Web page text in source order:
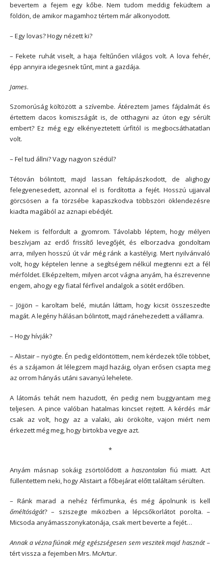
bevertem a fejem egy kőbe. Nem tudom meddig feküdtem a
földön, de amikor magamhoz tértem már alkonyodott.
– Egy lovas? Hogy nézett ki?
– Fekete ruhát viselt, a haja feltűnően világos volt. A lova fehér,
épp annyira idegesnek tűnt, mint a gazdája.
James.
Szomorúság költözött a szívembe. Átéreztem James fájdalmát és
értettem dacos komiszságát is, de otthagyni az úton egy sérült
embert? Ez még egy elkényeztetett úrfitól is megbocsáthatatlan
volt.
– Fel tud állni? Vagy nagyon szédül?
Tétován bólintott, majd lassan feltápászkodott, de alighogy
felegyenesedett, azonnal el is fordította a fejét. Hosszú ujjaival
görcsösen a fa törzsébe kapaszkodva többszöri öklendezésre
kiadta magából az aznapi ebédjét.
Nekem is felfordult a gyomrom. Távolabb léptem, hogy mélyen
beszívjam az erdő frissítő levegőjét, és elborzadva gondoltam
arra, milyen hosszú út vár még ránk a kastélyig. Mert nyilvánvaló
volt, hogy képtelen lenne a segítségem nélkül megtenni ezt a fél
mérföldet. Elképzeltem, milyen arcot vágna anyám, ha észrevenne
engem, ahogy egy fiatal férfivel andalgok a sötét erdőben.
– Jöjjön – karoltam belé, miután láttam, hogy kicsit összeszedte
magát. A legény hálásan bólintott, majd ránehezedett a vállamra.
– Hogy hívják?
– Alistair – nyögte. Én pedig eldöntöttem, nem kérdezek tőle többet,
és a szájamon át lélegzem majd hazáig, olyan erősen csapta meg
az orrom hányás utáni savanyú lehelete.
A látomás tehát nem hazudott, én pedig nem buggyantam meg
teljesen. A pince valóban hatalmas kincset rejtett. A kérdés már
csak az volt, hogy az a valaki, aki örökölte, vajon miért nem
érkezett még meg, hogy birtokba vegye azt.
*
Anyám másnap sokáig zsörtölődött ahaszontalan fiú miatt. Azt
füllentettem neki, hogy Alistairt a főbejárat előtt találtam sérülten.
– Ránk marad a nehéz férfimunka, és még ápolnunk is kell
őméltóságát? – sziszegte miközben a lépcsőkorlátot porolta. –
Micsoda anyámasszonykatonája, csak mert beverte a fejét…
Annak a vézna fiúnak még egészségesen sem veszitek majd hasznát–
tért vissza a fejemben Mrs. McArtur.